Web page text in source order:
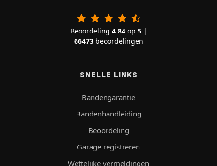
Beoordeling 4.84op 5|
66473beoordelingen
SNELLE LINKS
Bandengarantie
Bandenhandleiding
Beoordeling
Garage registreren
Wettelijke vermeldingen